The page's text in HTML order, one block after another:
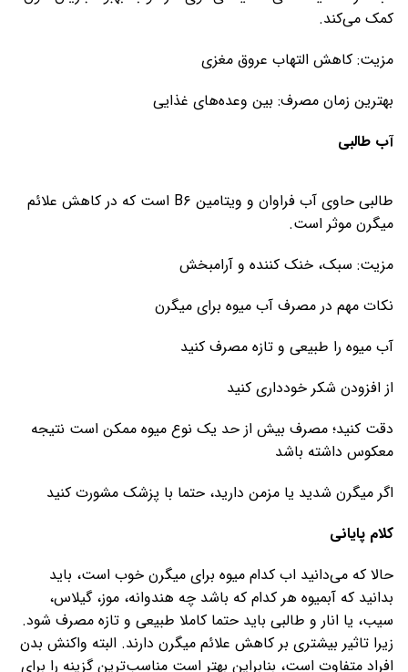
کمک می‌کند.
مزیت: کاهش التهاب عروق مغزی
بهترین زمان مصرف: بین وعده‌های غذایی
آب طالبی
طالبی حاوی آب فراوان و ویتامین B۶ است که در کاهش علائم
میگرن موثر است.
مزیت: سبک، خنک کننده و آرامبخش
نکات مهم در مصرف آب میوه برای میگرن
آب میوه را طبیعی و تازه مصرف کنید
از افزودن شکر خودداری کنید
دقت کنید؛ مصرف بیش از حد یک نوع میوه ممکن است نتیجه
معکوس داشته باشد
اگر میگرن شدید یا مزمن دارید، حتما با پزشک مشورت کنید
کلام پایانی
حالا که می‌دانید اب کدام میوه برای میگرن خوب است، باید
بدانید که آبمیوه هر کدام که باشد چه هندوانه، موز، گیلاس،
سیب، یا انار و طالبی باید حتما کاملا طبیعی و تازه مصرف شود.
زیرا تاثیر بیشتری بر کاهش علائم میگرن دارند. البته واکنش بدن
افراد متفاوت است، بنابراین بهتر است مناسب‌ترین گزینه را برای